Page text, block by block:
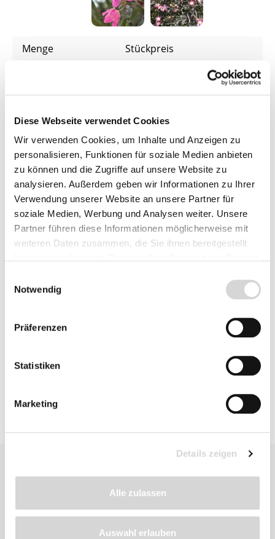
Diese Webseite verwendet Cookies
Wir verwenden Cookies, um Inhalte und Anzeigen zu
personalisieren, Funktionen für soziale Medien anbieten
zu können und die Zugriffe auf unsere Website zu
analysieren. Außerdem geben wir Informationen zu Ihrer
Verwendung unserer Website an unsere Partner für
soziale Medien, Werbung und Analysen weiter. Unsere
Partner führen diese Informationen möglicherweise mit
weiteren Daten zusammen, die Sie ihnen bereitgestellt
Notwendig
Präferenzen
Statistiken
Marketing
Details zeigen
Alle zulassen
Auswahl erlauben
Menge Stückpreis
5,05 €*
ab10 4,75 €*
Preise inkl. MwSt.zzgl. Versandkosten
Lieferzeit: 4 - 9 Werktage
Produkt Anzahl: Gib den gewünschten
In den Warenkorb
Fragen zum Artikel